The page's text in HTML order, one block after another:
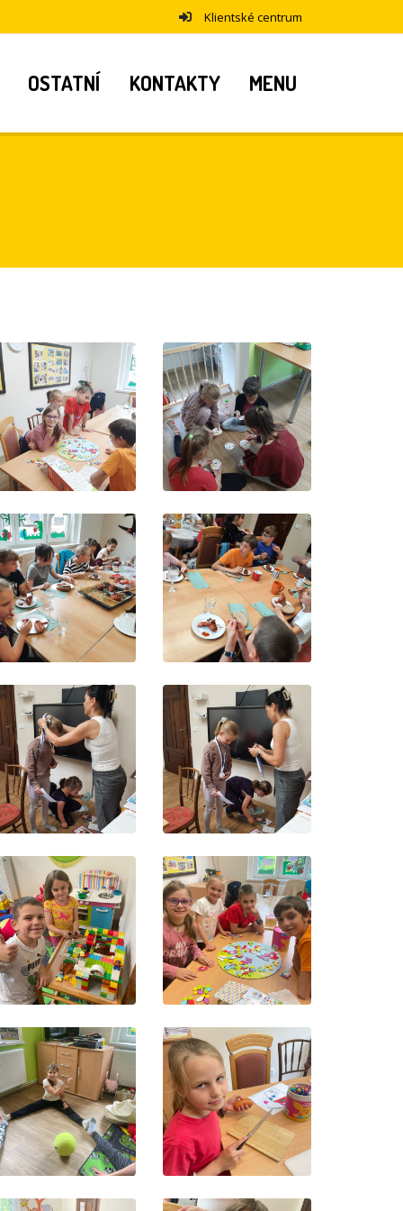
Klientské centrum
OSTATNÍ KONTAKTY MENU